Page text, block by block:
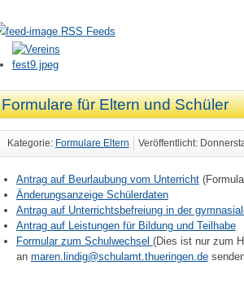
RSS Feeds
Formulare für Eltern und Schüler
Kategorie: Formulare Eltern Veröffentlicht:
Antrag auf Beurlaubung vom Unterricht
Änderungsanzeige Schülerdaten
Antrag auf Unterrichtsbefreiung in der
Antrag auf Leistungen für Bildung und Teilhabe
Formular zum Schulwechsel (Dies ist nur zum
an maren.lindig@schulamt.thueringen.de